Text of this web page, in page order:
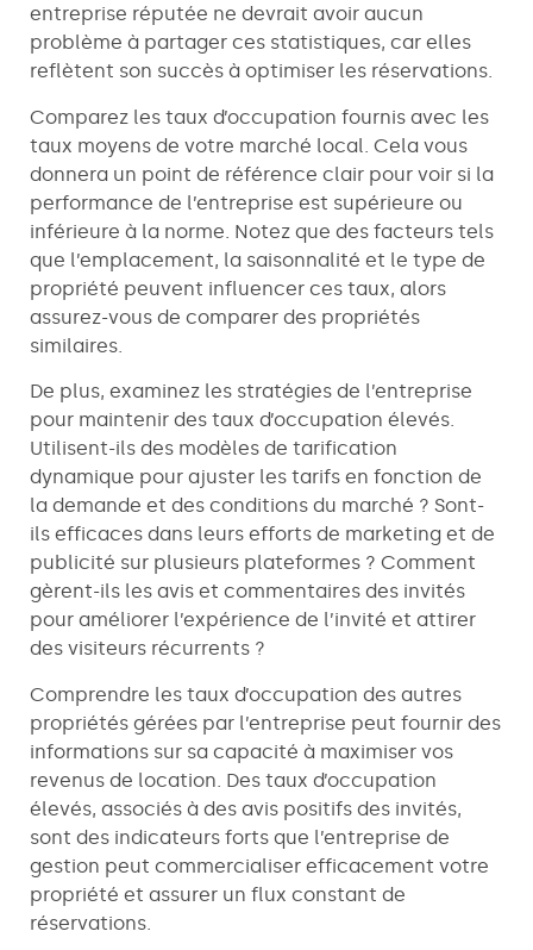
entreprise réputée ne devrait avoir aucun
problème à partager ces statistiques, car elles
reflètent son succès à optimiser les réservations.
Comparez les taux d’occupation fournis avec les
taux moyens de votre marché local. Cela vous
donnera un point de référence clair pour voir si la
performance de l’entreprise est supérieure ou
inférieure à la norme. Notez que des facteurs tels
que l’emplacement, la saisonnalité et le type de
propriété peuvent influencer ces taux, alors
assurez-vous de comparer des propriétés
similaires.
De plus, examinez les stratégies de l’entreprise
pour maintenir des taux d’occupation élevés.
Utilisent-ils des modèles de tarification
dynamique pour ajuster les tarifs en fonction de
la demande et des conditions du marché ? Sont-
ils efficaces dans leurs efforts de marketing et de
publicité sur plusieurs plateformes ? Comment
gèrent-ils les avis et commentaires des invités
pour améliorer l’expérience de l’invité et attirer
des visiteurs récurrents ?
Comprendre les taux d’occupation des autres
propriétés gérées par l’entreprise peut fournir des
informations sur sa capacité à maximiser vos
revenus de location. Des taux d’occupation
élevés, associés à des avis positifs des invités,
sont des indicateurs forts que l’entreprise de
gestion peut commercialiser efficacement votre
propriété et assurer un flux constant de
réservations.